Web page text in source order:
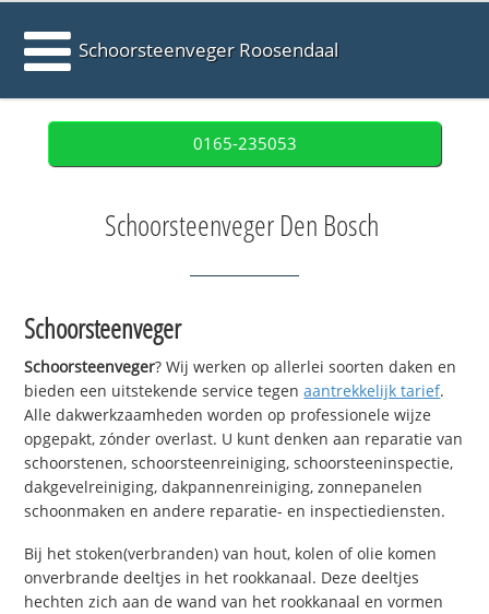
Schoorsteenveger Roosendaal
0165-235053
Schoorsteenveger Den Bosch
Schoorsteenveger
Schoorsteenveger? Wij werken op allerlei soorten daken en
bieden een uitstekende service tegenaantrekkelijk tarief.
Alle dakwerkzaamheden worden op professionele wijze
opgepakt, zónder overlast. U kunt denken aan reparatie van
schoorstenen, schoorsteenreiniging, schoorsteeninspectie,
dakgevelreiniging, dakpannenreiniging, zonnepanelen
schoonmaken en andere reparatie- en inspectiediensten.
Bij het stoken(verbranden) van hout, kolen of olie komen
onverbrande deeltjes in het rookkanaal. Deze deeltjes
hechten zich aan de wand van het rookkanaal en vormen